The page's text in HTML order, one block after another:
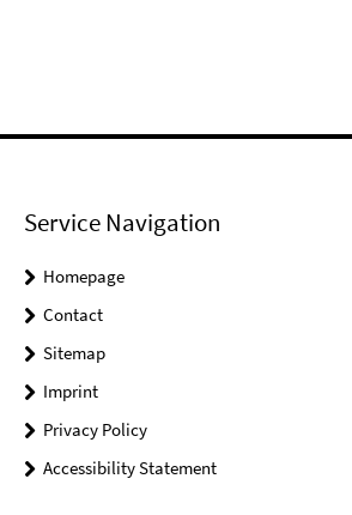
Service Navigation
Homepage
Contact
Sitemap
Imprint
Privacy Policy
Accessibility Statement